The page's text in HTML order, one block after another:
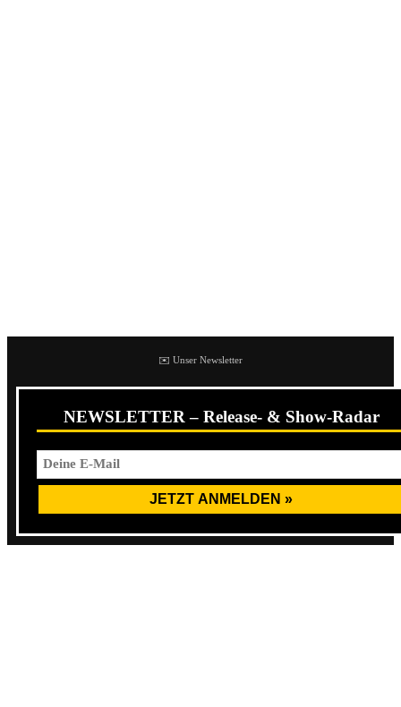
✉️ Unser Newsletter
NEWSLETTER – Release- & Show-Radar